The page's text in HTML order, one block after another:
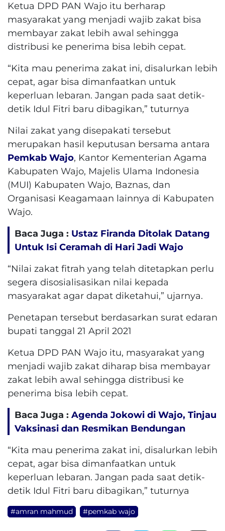
Ketua DPD PAN Wajo itu berharap
masyarakat yang menjadi wajib zakat bisa
membayar zakat lebih awal sehingga
distribusi ke penerima bisa lebih cepat.
“Kita mau penerima zakat ini, disalurkan lebih
cepat, agar bisa dimanfaatkan untuk
keperluan lebaran. Jangan pada saat detik-
detik Idul Fitri baru dibagikan,” tuturnya
Nilai zakat yang disepakati tersebut
merupakan hasil keputusan bersama antara
Pemkab Wajo, Kantor Kementerian Agama
Kabupaten Wajo, Majelis Ulama Indonesia
(MUI) Kabupaten Wajo, Baznas, dan
Organisasi Keagamaan lainnya di Kabupaten
Wajo.
Baca Juga : Ustaz Firanda Ditolak Datang
Untuk Isi Ceramah di Hari Jadi Wajo
“Nilai zakat fitrah yang telah ditetapkan perlu
segera disosialisasikan nilai kepada
masyarakat agar dapat diketahui,” ujarnya.
Penetapan tersebut berdasarkan surat edaran
bupati tanggal 21 April 2021
Ketua DPD PAN Wajo itu, masyarakat yang
menjadi wajib zakat diharap bisa membayar
zakat lebih awal sehingga distribusi ke
penerima bisa lebih cepat.
Baca Juga : Agenda Jokowi di Wajo, Tinjau
Vaksinasi dan Resmikan Bendungan
“Kita mau penerima zakat ini, disalurkan lebih
cepat, agar bisa dimanfaatkan untuk
keperluan lebaran. Jangan pada saat detik-
detik Idul Fitri baru dibagikan,” tuturnya
#amran mahmud #pemkab wajo